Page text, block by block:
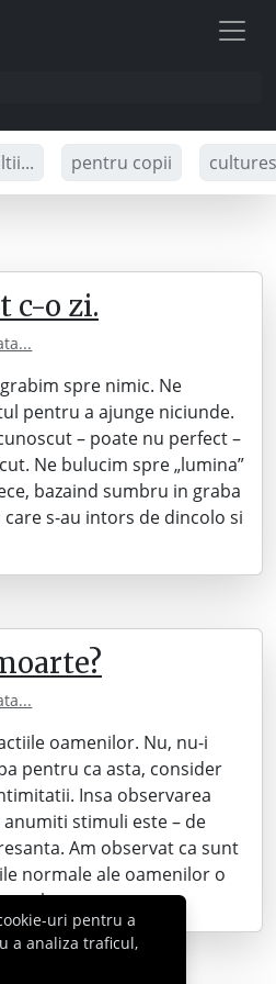
pentru copii
c-o zi.
spre nimic. Ne
pentru a ajunge niciunde.
– poate nu perfect –
Ne bulucim spre „lumina”
bazaind sumbru in graba
s-au intors de dincolo si
oamenilor. Nu, nu-i
pentru ca asta, consider
Insa observarea
stimuli este – de
Am observat ca sunt
normale ale oamenilor o
uri pentru a
a analiza traficul,